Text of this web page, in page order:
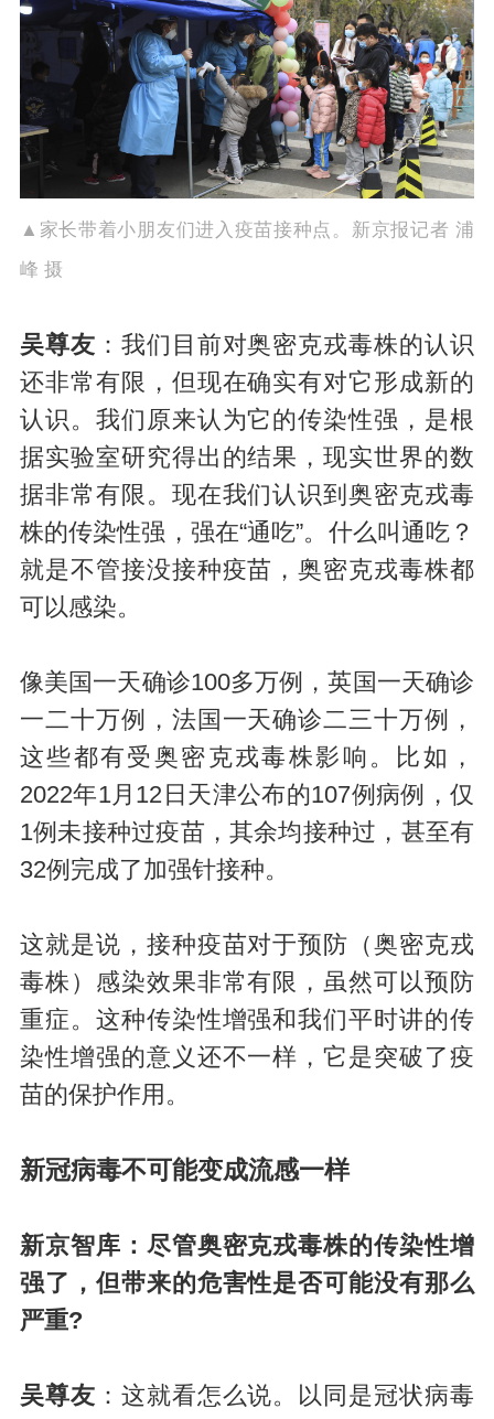
▲家长带着小朋友们进入疫苗接种点。新京报记者 浦
峰 摄
吴尊友 ：我们目前对奥密克戎毒株的认识
还非常有限，但现在确实有对它形成新的
认识。我们原来认为它的传染性强，是根
据实验室研究得出的结果，现实世界的数
据非常有限。现在我们认识到奥密克戎毒
株的传染性强，强在“通吃”。什么叫通吃？
就是不管接没接种疫苗，奥密克戎毒株都
可以感染。
像美国一天确诊100多万例，英国一天确诊
一二十万例，法国一天确诊二三十万例，
这些都有受奥密克戎毒株影响。比如，
2022年1月12日天津公布的107例病例，仅
1例未接种过疫苗，其余均接种过，甚至有
32例完成了加强针接种。
这就是说，接种疫苗对于预防（奥密克戎
毒株）感染效果非常有限，虽然可以预防
重症。这种传染性增强和我们平时讲的传
染性增强的意义还不一样，它是突破了疫
苗的保护作用。
新冠病毒不可能变成流感一样
新京智库：尽管奥密克戎毒株的传染性增
强了，但带来的危害性是否可能没有那么
严重?
吴尊友 ：这就看怎么说。以同是冠状病毒